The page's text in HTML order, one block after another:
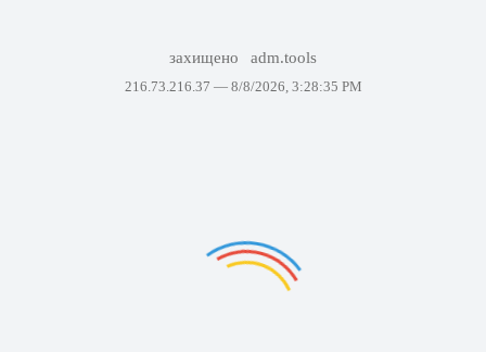
захищено adm.tools
216.73.216.37 — 8/8/2026, 3:28:35 PM